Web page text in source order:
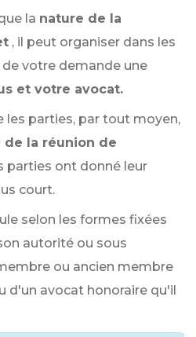
la nature de la
, il peut organiser dans les
votre demande une
et votre avocat.
les parties, par tout moyen,
de la réunion de
parties ont donné leur
court.
selon les formes fixées
autorité ou sous
ou ancien membre
d'un avocat honoraire qu'il